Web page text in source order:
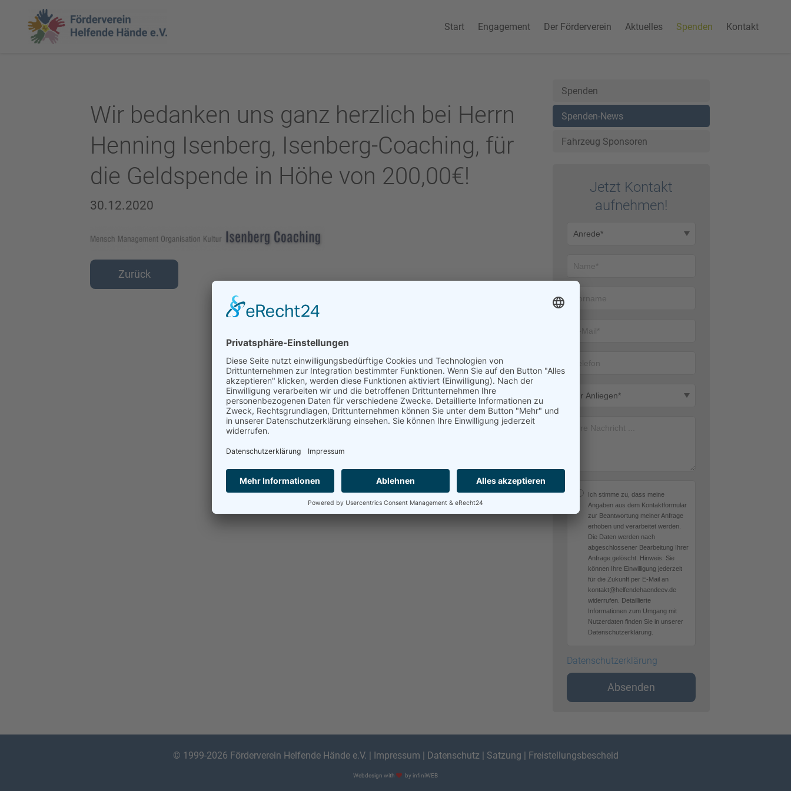
Start Engagement Der Förderverein Aktuelles Spenden Kontakt
Wir bedanken uns ganz herzlich bei Herrn
Henning Isenberg, Isenberg-Coaching, für
die Geldspende in Höhe von 200,00€!
30.12.2020
Zurück
Spenden
Spenden-News
Fahrzeug Sponsoren
Jetzt Kontakt
auf­nehmen!
Ich stimme zu, dass meine
Angaben aus dem Kontaktformular
zur Beantwortung meiner Anfrage
erhoben und verarbeitet werden.
Die Daten werden nach
abgeschlossener Bearbeitung Ihrer
Anfrage gelöscht. Hinweis: Sie
können Ihre Einwilligung jederzeit
für die Zukunft per E-Mail an
kontakt@helfendehaendeev.de
widerrufen. Detaillierte
Informationen zum Umgang mit
Nutzerdaten finden Sie in unserer
Datenschutzerklärung.
Datenschutzerklärung
Absenden
© 1999-2026 Förderverein Helfende Hände e.V. Impressum Datenschutz| Satzung Freistellungsbescheid
Webdesign with by infiniWEB